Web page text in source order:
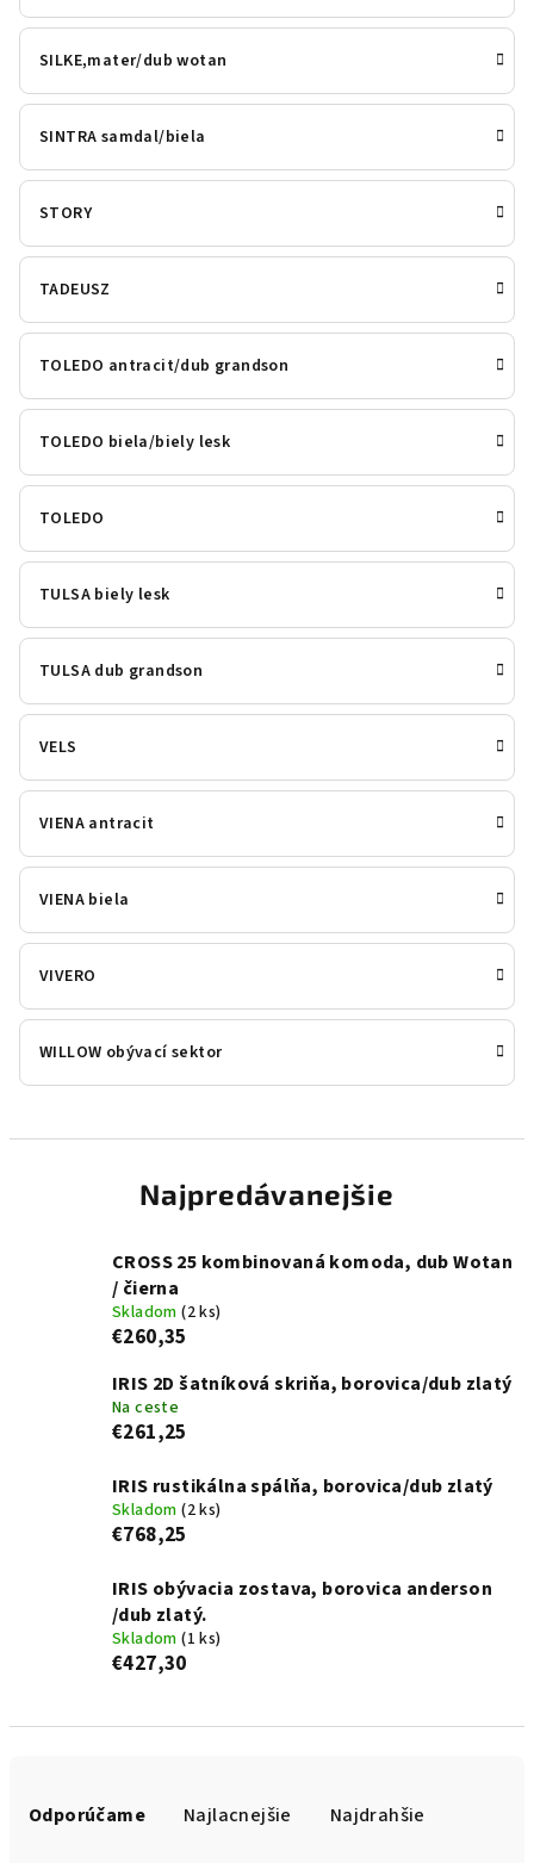
SILKE,mater/dub wotan
SINTRA samdal/biela
STORY
TADEUSZ
TOLEDO antracit/dub grandson
TOLEDO biela/biely lesk
TOLEDO
TULSA biely lesk
TULSA dub grandson
VELS
VIENA antracit
VIENA biela
VIVERO
WILLOW obývací sektor
Najpredávanejšie
CROSS 25 kombinovaná komoda, dub Wotan
/ čierna
Skladom(2 ks)
€260,35
IRIS 2D šatníková skriňa, borovica/dub zlatý
Na ceste
€261,25
IRIS rustikálna spálňa, borovica/dub zlatý
Skladom(2 ks)
€768,25
IRIS obývacia zostava, borovica anderson
/dub zlatý.
Skladom(1 ks)
€427,30
Odporúčame Najlacnejšie Najdrahšie